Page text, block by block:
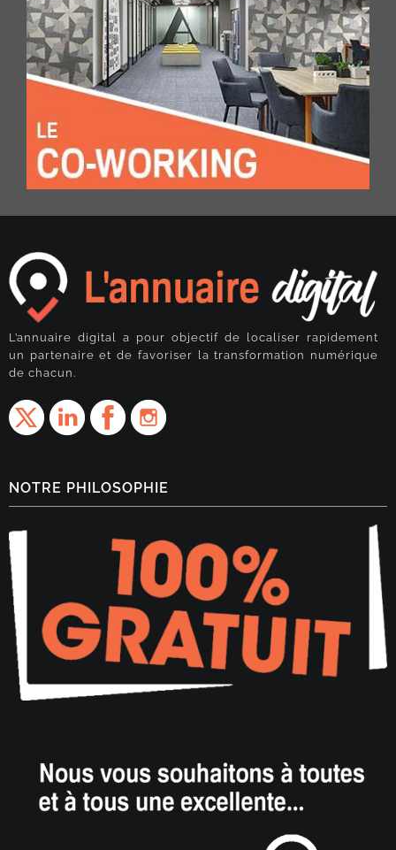
L’annuaire digital a pour objectif de localiser rapidement
un partenaire et de favoriser la transformation numérique
de chacun.
NOTRE PHILOSOPHIE